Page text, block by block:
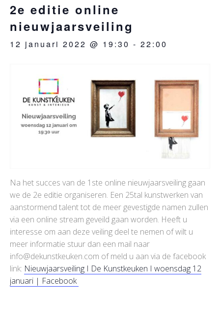
2e editie online
nieuwjaarsveiling
12 januari 2022 @ 19:30 - 22:00
Na het succes van de 1ste online nieuwjaarsveiling gaan
we de 2e editie organiseren. Een 25tal kunstwerken van
aanstormend talent tot de meer gevestigde namen zullen
via een online stream geveild gaan worden. Heeft u
interesse om aan deze veiling deel te nemen of wilt u
meer informatie stuur dan een mail naar
info@dekunstkeuken.com of meld u aan via de facebook
link: Nieuwjaarsveiling I De Kunstkeuken I woensdag 12
januari | Facebook